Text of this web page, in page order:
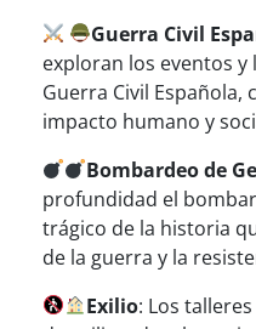
Guerra Civil
exploran los eventos y
Guerra Civil Española,
impacto humano y
Bombardeo de
profundidad el
trágico de la historia
de la guerra y la
Exilio: Los